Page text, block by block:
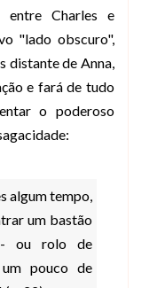
entre Charles e
"lado obscuro",
distante de Anna,
e fará de tudo
o poderoso
algum tempo,
um bastão
- ou rolo de
pouco de